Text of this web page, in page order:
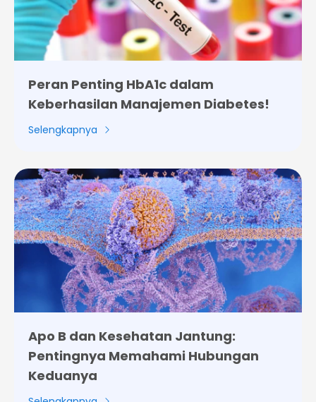
Peran Penting HbA1c dalam
Keberhasilan Manajemen Diabetes!
Selengkapnya
Apo B dan Kesehatan Jantung:
Pentingnya Memahami Hubungan
Keduanya